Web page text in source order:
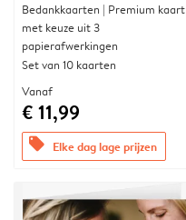
Bedankkaarten | Premium kaart
met keuze uit 3
papierafwerkingen
Set van 10 kaarten
Vanaf
€ 11,99
offers Elke dag lage prijzen